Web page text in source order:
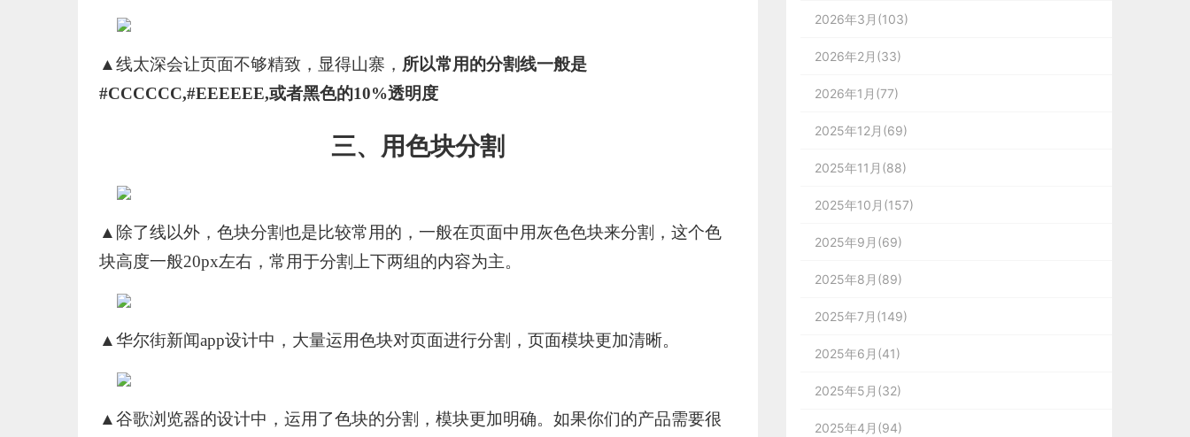
▲线太深会让页面不够精致，显得山寨， 所以常用的分割线一般是
#CCCCCC,#EEEEEE,或者黑色的10%透明度
三、用色块分割
▲除了线以外，色块分割也是比较常用的，一般在页面中用灰色色块来分割，这个色
块高度一般20px左右，常用于分割上下两组的内容为主。
▲华尔街新闻app设计中，大量运用色块对页面进行分割，页面模块更加清晰。
▲谷歌浏览器的设计中，运用了色块的分割，模块更加明确。如果你们的产品需要很
2026年3月(103)
2026年2月(33)
2026年1月(77)
2025年12月(69)
2025年11月(88)
2025年10月(157)
2025年9月(69)
2025年8月(89)
2025年7月(149)
2025年6月(41)
2025年5月(32)
2025年4月(94)